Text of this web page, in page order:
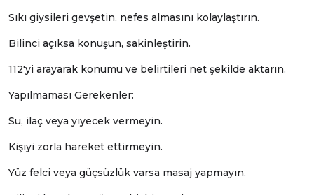
Sıkı giysileri gevşetin, nefes almasını kolaylaştırın.
Bilinci açıksa konuşun, sakinleştirin.
112'yi arayarak konumu ve belirtileri net şekilde aktarın.
Yapılmaması Gerekenler:
Su, ilaç veya yiyecek vermeyin.
Kişiyi zorla hareket ettirmeyin.
Yüz felci veya güçsüzlük varsa masaj yapmayın.